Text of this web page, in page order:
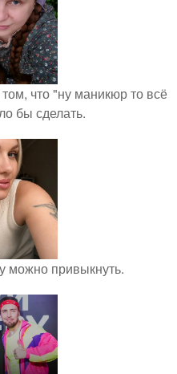
что "ну маникюр то всё
бы сделать.
можно привыкнуть.